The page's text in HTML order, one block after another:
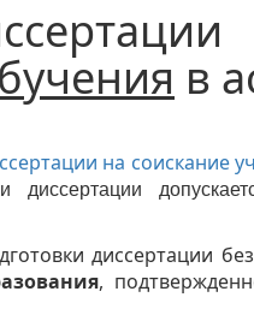
в
на соискание
диссертации
диссертации
,